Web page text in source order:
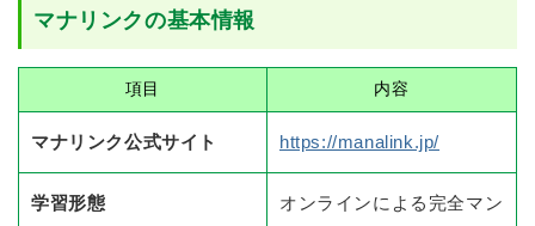
マナリンクの基本情報
項目 内容
マナリンク公式サイト https://manalink.jp/
学習形態
オンラインによる完全マン